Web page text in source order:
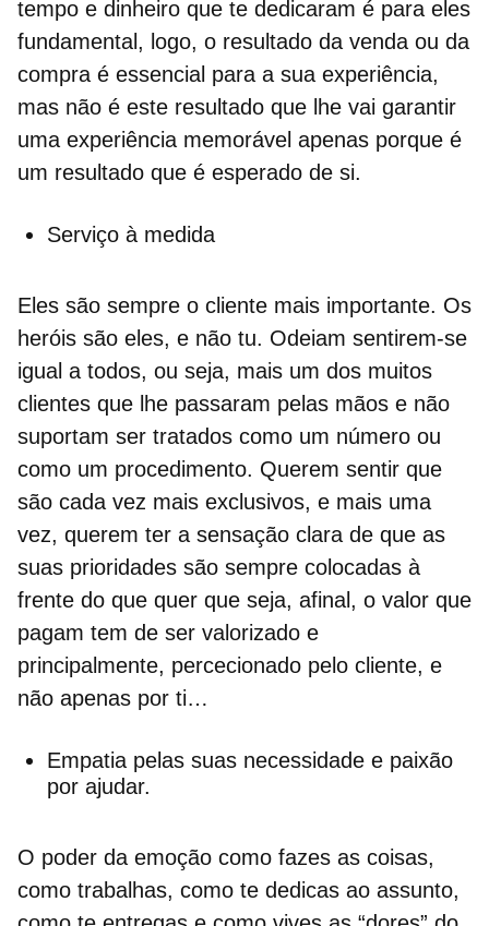
tempo e dinheiro que te dedicaram é para eles
fundamental, logo, o resultado da venda ou da
compra é essencial para a sua experiência,
mas não é este resultado que lhe vai garantir
uma experiência memorável apenas porque é
um resultado que é esperado de si.
Serviço à medida
Eles são sempre o cliente mais importante. Os
heróis são eles, e não tu. Odeiam sentirem-se
igual a todos, ou seja, mais um dos muitos
clientes que lhe passaram pelas mãos e não
suportam ser tratados como um número ou
como um procedimento. Querem sentir que
são cada vez mais exclusivos, e mais uma
vez, querem ter a sensação clara de que as
suas prioridades são sempre colocadas à
frente do que quer que seja, afinal, o valor que
pagam tem de ser valorizado e
principalmente, percecionado pelo cliente, e
não apenas por ti…
Empatia pelas suas necessidade e paixão
por ajudar.
O poder da emoção como fazes as coisas,
como trabalhas, como te dedicas ao assunto,